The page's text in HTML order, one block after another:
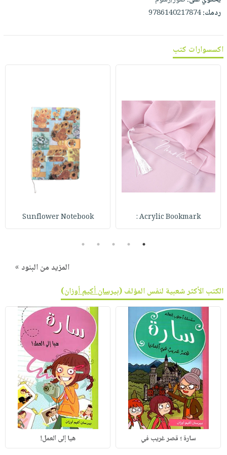
ردمك:9786140217874
اكسسوارات كتب
Acrylic Bookmark :
Sunflower Notebook
1
2
3
4
5
المزيد من البنود »
الكتب الأكثر شعبية لنفس المؤلف (بيرسان أكيم أوزان)
سارة ؛ قصر غريب في هيا إلى العمل!